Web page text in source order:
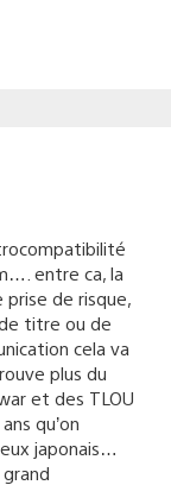
entre ca, la
de risque,
titre ou de
cela va
plus du
et des TLOU
qu’on
japonais…